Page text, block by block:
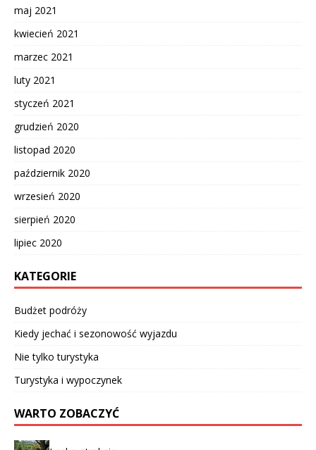
maj 2021
kwiecień 2021
marzec 2021
luty 2021
styczeń 2021
grudzień 2020
listopad 2020
październik 2020
wrzesień 2020
sierpień 2020
lipiec 2020
KATEGORIE
Budżet podróży
Kiedy jechać i sezonowość wyjazdu
Nie tylko turystyka
Turystyka i wypoczynek
WARTO ZOBACZYĆ